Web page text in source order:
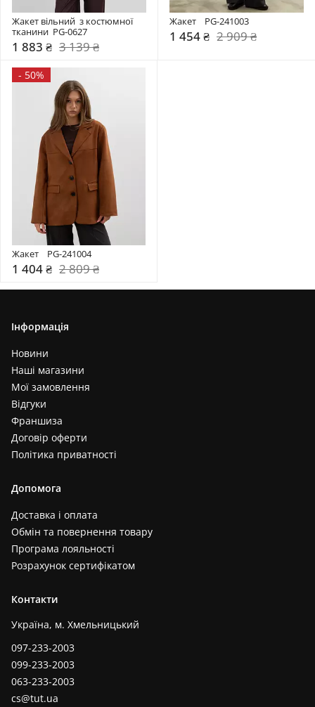
Жакет вільний  з костюмної
тканини  PG-0627
1 883 ₴ 3 139 ₴
Жакет    PG-241003
1 454 ₴ 2 909 ₴
- 50%
Жакет    PG-241004
1 404 ₴ 2 809 ₴
Інформація
Новини
Наші магазини
Мої замовлення
Відгуки
Франшиза
Договір оферти
Політика приватності
Допомога
Доставка і оплата
Обмін та повернення товару
Програма лояльності
Розрахунок сертифікатом
Контакти
Україна, м. Хмельницький
097-233-2003
099-233-2003
063-233-2003
cs@tut.ua